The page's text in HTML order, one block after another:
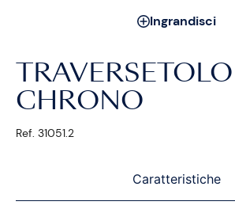
Ingrandisci
TRAVERSETOLO
CHRONO
Ref. 31051.2
Caratteristiche